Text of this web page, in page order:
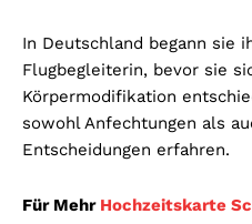
In Deutschland begann sie
Flugbegleiterin, bevor sie
Körpermodifikation
sowohl Anfechtungen als
Entscheidungen erfahren.
Für Mehr Hochzeitskarte